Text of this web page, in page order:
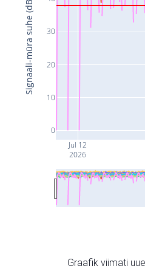
Jul 12
2026
0
10
20
30
Signaali-müra suhe (dB)
Graafik viimati